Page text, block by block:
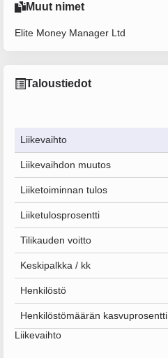
Muut nimet
Elite Money Manager Ltd
Taloustiedot
Liikevaihto
Liikevaihdon muutos
Liiketoiminnan tulos
Liiketulosprosentti
Tilikauden voitto
Keskipalkka / kk
Henkilöstö
Henkilöstömäärän kasvuprosentti
Liikevaihto